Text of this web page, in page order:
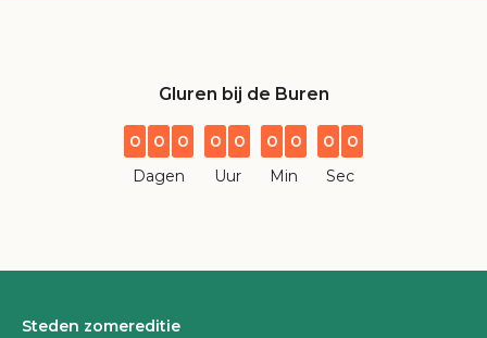
Gluren bij de Buren
0 0 0
Dagen
0 0
Uur
0 0
Min
0 0
Sec
Steden zomereditie